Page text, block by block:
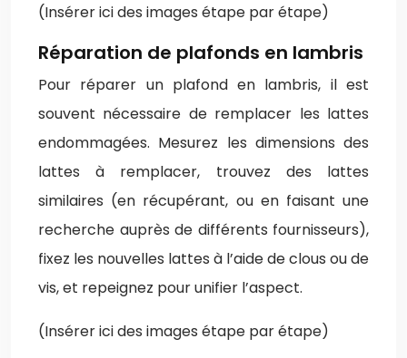
(Insérer ici des images étape par étape)
Réparation de plafonds en lambris
Pour réparer un plafond en lambris, il est
souvent nécessaire de remplacer les lattes
endommagées. Mesurez les dimensions des
lattes à remplacer, trouvez des lattes
similaires (en récupérant, ou en faisant une
recherche auprès de différents fournisseurs),
fixez les nouvelles lattes à l’aide de clous ou de
vis, et repeignez pour unifier l’aspect.
(Insérer ici des images étape par étape)